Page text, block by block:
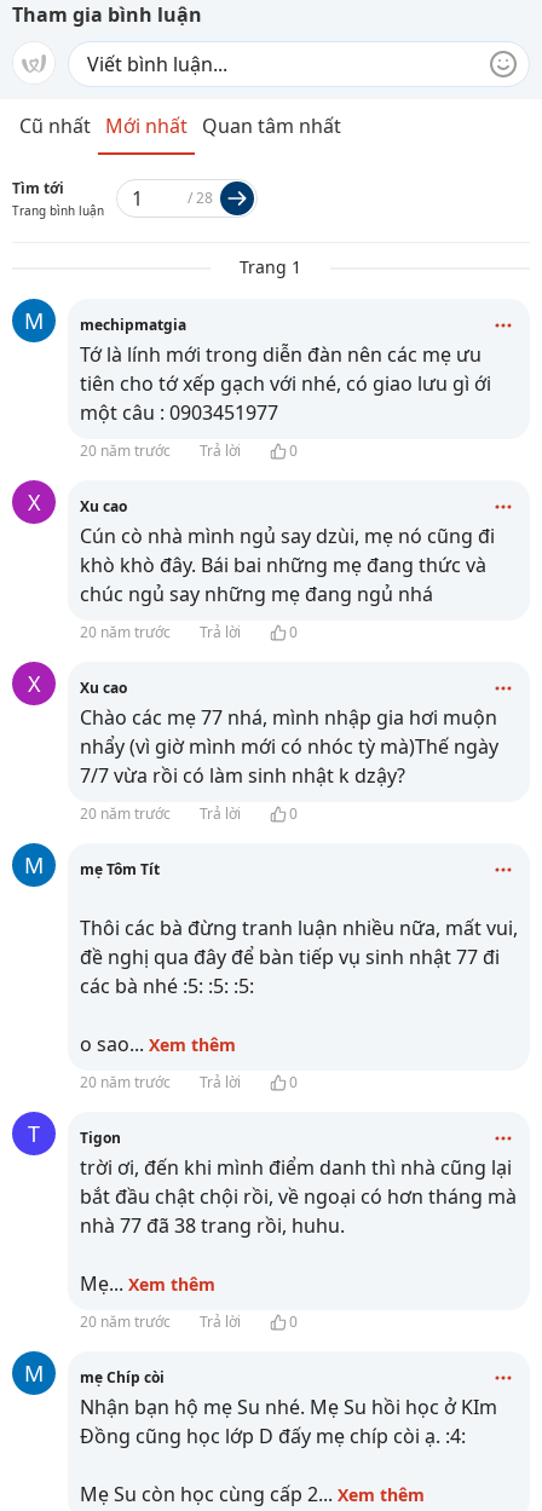
Tham gia bình luận
Cũ nhất Mới nhất Quan tâm nhất
Tìm tới
Trang bình luận
/28
Trang 1
M mechipmatgia
Tớ là lính mới trong diễn đàn nên các mẹ ưu
tiên cho tớ xếp gạch với nhé, có giao lưu gì ới
một câu : 0903451977
20 năm trước Trả lời 0
X Xu cao
Cún cò nhà mình ngủ say dzùi, mẹ nó cũng đi
khò khò đây. Bái bai những mẹ đang thức và
chúc ngủ say những mẹ đang ngủ nhá
20 năm trước Trả lời 0
X Xu cao
Chào các mẹ 77 nhá, mình nhập gia hơi muộn
nhẩy (vì giờ mình mới có nhóc tỳ mà)Thế ngày
7/7 vừa rồi có làm sinh nhật k dzậy?
20 năm trước Trả lời 0
M mẹ Tôm Tít
Thôi các bà đừng tranh luận nhiều nữa, mất vui,
đề nghị qua đây để bàn tiếp vụ sinh nhật 77 đi
các bà nhé :5: :5: :5:
o sao... Xem thêm
20 năm trước Trả lời 0
T Tigon
trời ơi, đến khi mình điểm danh thì nhà cũng lại
bắt đầu chật chội rồi, về ngoại có hơn tháng mà
nhà 77 đã 38 trang rồi, huhu.
Mẹ... Xem thêm
20 năm trước Trả lời 0
M mẹ Chíp còi
Nhận bạn hộ mẹ Su nhé. Mẹ Su hồi học ở KIm
Đồng cũng học lớp D đấy mẹ chíp còi ạ. :4:
Mẹ Su còn học cùng cấp 2... Xem thêm